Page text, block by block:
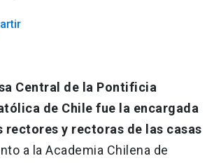
Central de la Pontificia
de Chile fue la encargada
rectores y rectoras de las casas
a la Academia Chilena de